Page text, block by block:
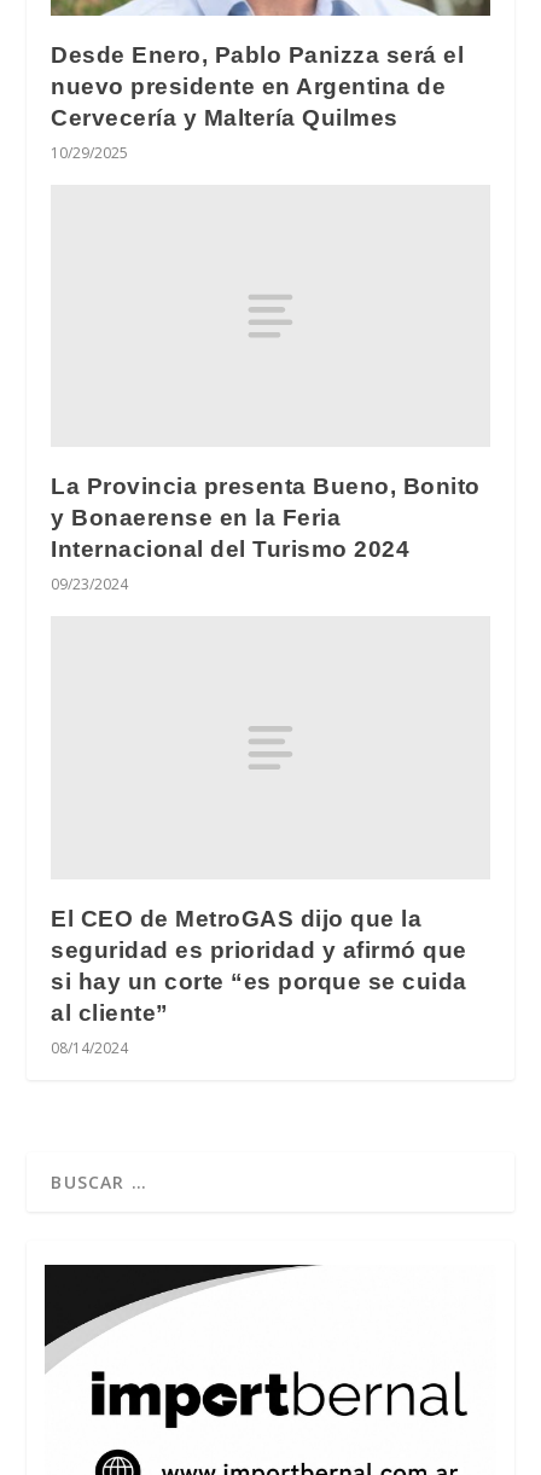
Desde Enero, Pablo Panizza será el
nuevo presidente en Argentina de
Cervecería y Maltería Quilmes
10/29/2025
La Provincia presenta Bueno, Bonito
y Bonaerense en la Feria
Internacional del Turismo 2024
09/23/2024
El CEO de MetroGAS dijo que la
seguridad es prioridad y afirmó que
si hay un corte “es porque se cuida
al cliente”
08/14/2024